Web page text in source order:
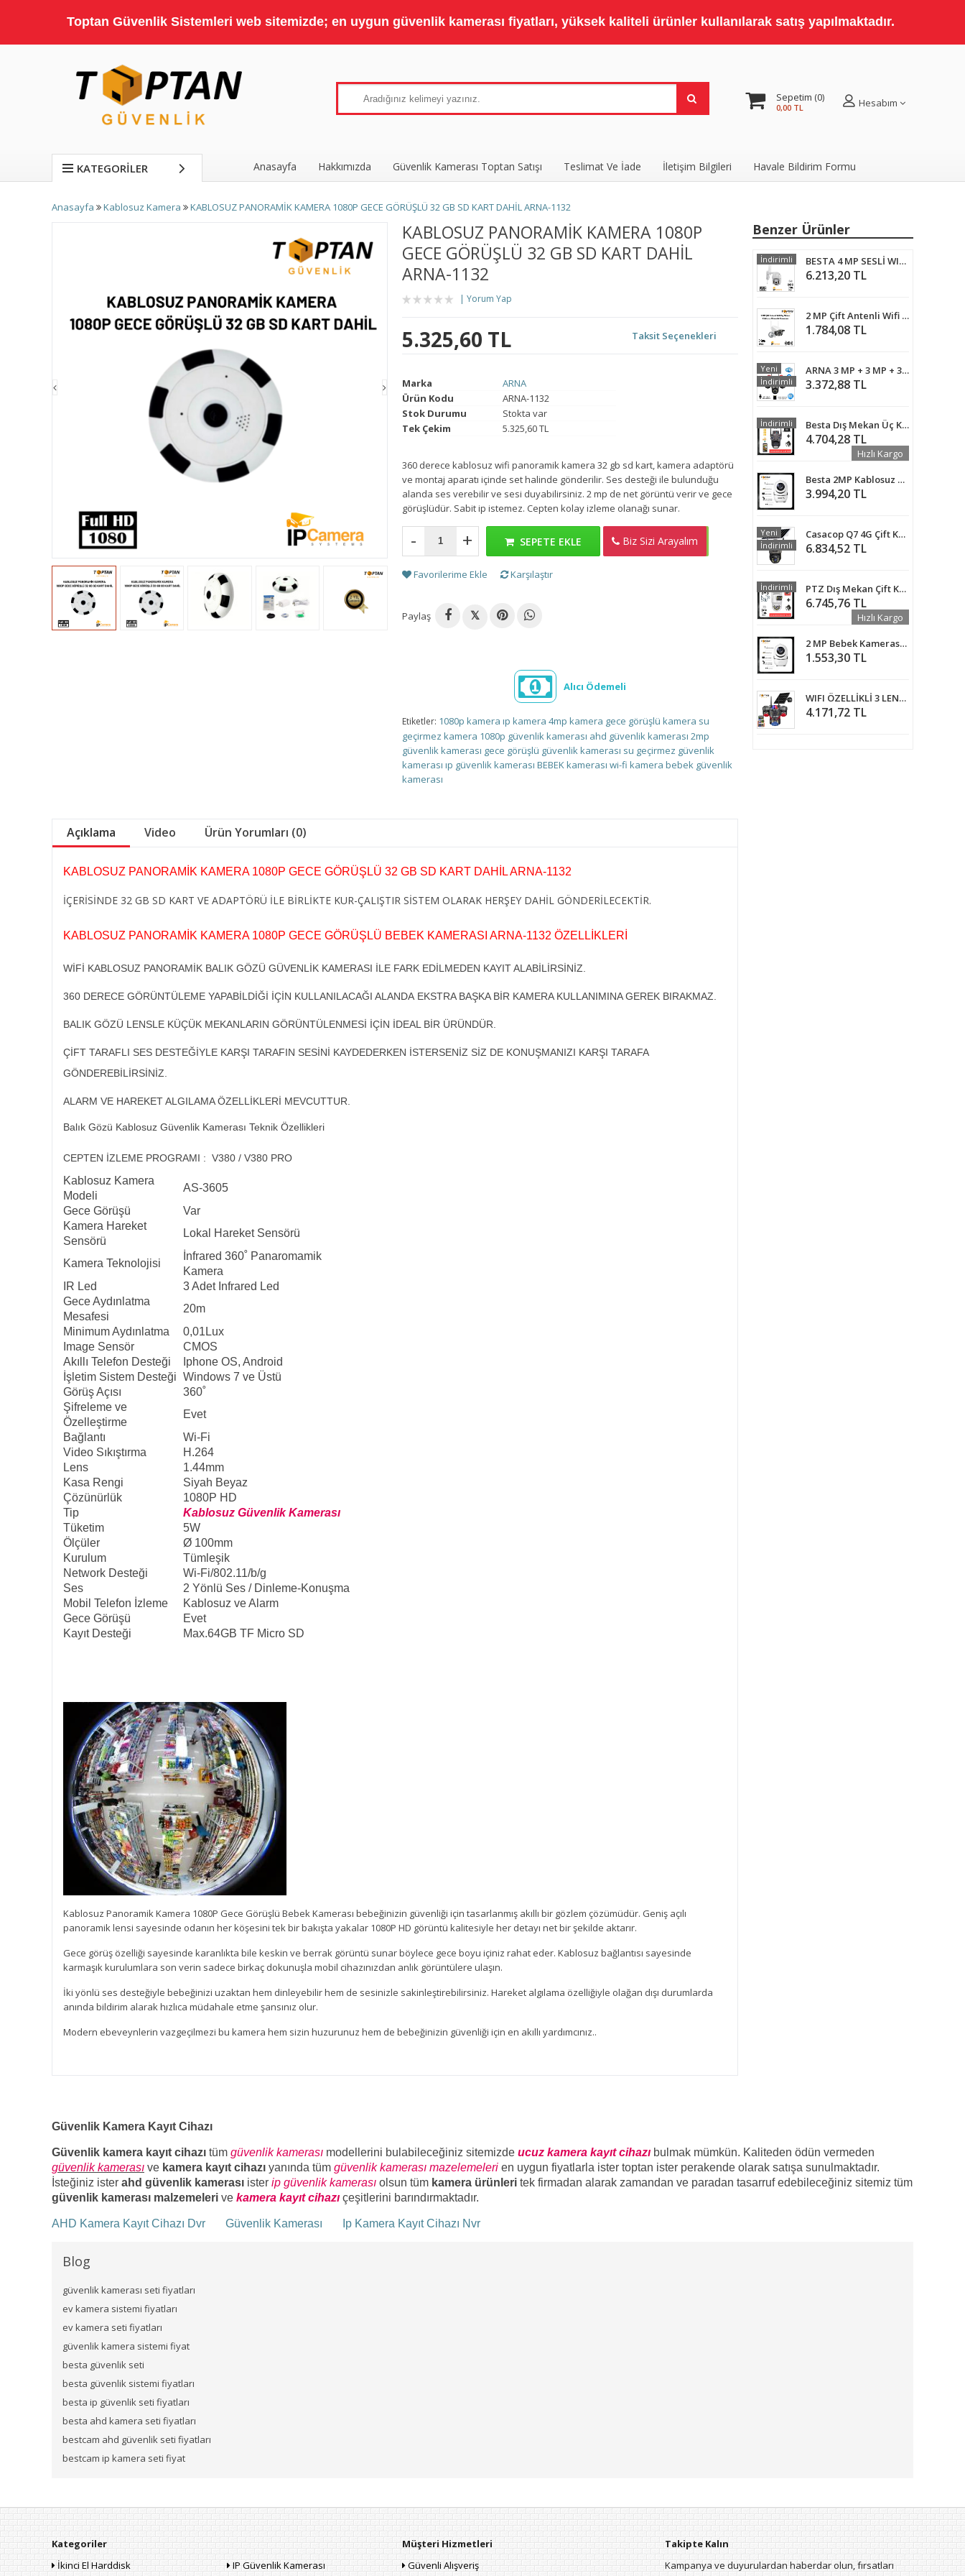
Toptan Güvenlik Sistemleri web sitemizde; en uygun güvenlik kamerası fiyatları, yüksek kaliteli ürünler kullanılarak satış yapılmaktadır.
Sepetim 0
0,00 TL Hesabım
KATEGORILER Anasayfa Hakkımızda Güvenlik Kamerası Toptan Satışı Teslimat Ve İade İletişim Bilgileri Havale Bildirim Formu
Anasayfa Kablosuz Kamera KABLOSUZ PANORAMİK KAMERA 1080P GECE GÖRÜŞLÜ 32 GB SD KART DAHİL ARNA-1132
KABLOSUZ PANORAMİK KAMERA 1080P
GECE GÖRÜŞLÜ 32 GB SD KART DAHİL
ARNA-1132
Yorum Yap
5.325,60 TL Taksit Seçenekleri
Marka
ARNA
Ürün Kodu
ARNA-1132
Stok Durumu
Stokta var
Tek Çekim
5.325,60 TL
360 derece kablosuz wifi panoramik kamera 32 gb sd kart, kamera adaptörü
ve montaj aparatı içinde set halinde gönderilir. Ses desteği ile bulunduğu
alanda ses verebilir ve sesi duyabilirsiniz. 2 mp de net görüntü verir ve gece
görüşlüdür. Sabit ip istemez. Cepten kolay izleme olanağı sunar.
- + SEPETE EKLE HEMEN AL
Favorilerime Ekle Karşılaştır
Biz Sizi Arayalım
Paylaş 𝕏
Alıcı Ödemeli
Etiketler: 1080p kamera ıp kamera 4mp kamera gece görüşlü kamera su
geçirmez kamera 1080p güvenlik kamerası ahd güvenlik kamerası 2mp
güvenlik kamerası gece görüşlü güvenlik kamerası su geçirmez güvenlik
kamerası ıp güvenlik kamerası BEBEK kamerası wi-fi kamera bebek güvenlik
kamerası
Açıklama Video Ürün Yorumları (0)
KABLOSUZ PANORAMİK KAMERA 1080P GECE GÖRÜŞLÜ 32 GB SD KART DAHİL ARNA-1132
İÇERİSİNDE 32 GB SD KART VE ADAPTÖRÜ İLE BİRLİKTE KUR-ÇALIŞTIR SİSTEM OLARAK HERŞEY DAHİL GÖNDERİLECEKTİR.
KABLOSUZ PANORAMİK KAMERA 1080P GECE GÖRÜŞLÜ BEBEK KAMERASI ARNA-1132 ÖZELLİKLERİ
WİFİ KABLOSUZ PANORAMİK BALIK GÖZÜ GÜVENLİK KAMERASI İLE FARK EDİLMEDEN KAYIT ALABİLİRSİNİZ.
360 DERECE GÖRÜNTÜLEME YAPABİLDİĞİ İÇİN KULLANILACAĞI ALANDA EKSTRA BAŞKA BİR KAMERA KULLANIMINA GEREK BIRAKMAZ.
BALIK GÖZÜ LENSLE KÜÇÜK MEKANLARIN GÖRÜNTÜLENMESİ İÇİN İDEAL BİR ÜRÜNDÜR.
ÇİFT TARAFLI SES DESTEĞİYLE KARŞI TARAFIN SESİNİ KAYDEDERKEN İSTERSENİZ SİZ DE KONUŞMANIZI KARŞI TARAFA
GÖNDEREBİLİRSİNİZ.
ALARM VE HAREKET ALGILAMA ÖZELLİKLERİ MEVCUTTUR.
Balık Gözü Kablosuz Güvenlik Kamerası Teknik Özellikleri
CEPTEN İZLEME PROGRAMI : V380 / V380 PRO
Kablosuz Kamera
Modeli
AS-3605
Gece Görüşü
Var
Kamera Hareket
Sensörü
Lokal Hareket Sensörü
Kamera Teknolojisi
İnfrared 360˚ Panaromamik
Kamera
IR Led
3 Adet Infrared Led
Gece Aydınlatma
Mesafesi
20m
Minimum Aydınlatma
0,01Lux
Image Sensör
CMOS
Akıllı Telefon Desteği
Iphone OS, Android
İşletim Sistem Desteği Windows 7 ve Üstü
Görüş Açısı
360˚
Şifreleme ve
Özelleştirme
Evet
Bağlantı
Wi-Fi
Video Sıkıştırma
H.264
Lens
1.44mm
Kasa Rengi
Siyah Beyaz
Çözünürlük
1080P HD
Tip
Kablosuz Güvenlik Kamerası
Tüketim
5W
Ölçüler
Ø 100mm
Kurulum
Tümleşik
Network Desteği
Wi-Fi/802.11/b/g
Ses
2 Yönlü Ses / Dinleme-Konuşma
Mobil Telefon İzleme
Kablosuz ve Alarm
Gece Görüşü
Evet
Kayıt Desteği
Max.64GB TF Micro SD
Kablosuz Panoramik Kamera 1080P Gece Görüşlü Bebek Kamerası bebeğinizin güvenliği için tasarlanmış akıllı bir gözlem çözümüdür. Geniş açılı
panoramik lensi sayesinde odanın her köşesini tek bir bakışta yakalar 1080P HD görüntü kalitesiyle her detayı net bir şekilde aktarır.
Gece görüş özelliği sayesinde karanlıkta bile keskin ve berrak görüntü sunar böylece gece boyu içiniz rahat eder. Kablosuz bağlantısı sayesinde
karmaşık kurulumlara son verin sadece birkaç dokunuşla mobil cihazınızdan anlık görüntülere ulaşın.
İki yönlü ses desteğiyle bebeğinizi uzaktan hem dinleyebilir hem de sesinizle sakinleştirebilirsiniz. Hareket algılama özelliğiyle olağan dışı durumlarda
anında bildirim alarak hızlıca müdahale etme şansınız olur.
Modern ebeveynlerin vazgeçilmezi bu kamera hem sizin huzurunuz hem de bebeğinizin güvenliği için en akıllı yardımcınız..
Benzer Ürünler
BESTA 4 MP SESLİ WIFI ÖZELLİKLİ PTZ MİNİ SPEED DOME GÜVENLİK KAMERASI BT-1704
6.213,20 TL
İndirimli
2 MP Çift Antenli Wifi Dış Mekan Kablosuz Güvenlik Kamerası ARNA-1460
1.784,08 TL
ARNA 3 MP + 3 MP + 3 MP 3 KAMERALI KABLOSUZ WIFI ÖZELLİKLİ PTZ GÜVENLİK KAMERASI - ARN-42X
3.372,88 TL
Yeni
İndirimli
Besta Dış Mekan Üç Kameralı Gece Görüşlü Full Hd Ip Akıllı PTZ Güvenlik Kamerası 128 GB Micro SD Kart ve Adaptör Dahil BB-17358
4.704,28 TL
İndirimli
Hızlı Kargo
Besta 2MP Kablosuz Güvenlik Kamerası 1080P Hareket Sensörlü 360 derece KD-1614
3.994,20 TL
Casacop Q7 4G Çift Kameralı Sim Kartlı Solar Panelli Güvenlik Kamerası
6.834,52 TL
Yeni
İndirimli
PTZ Dış Mekan Çift Kameralı Gece Görüşlü Full Hd Ip Akıllı Güvenlik Kamerası 64 GB Micro SD Kart Dahil BB-172364
6.745,76 TL
İndirimli
Hızlı Kargo
2 MP Bebek Kamerası Harekete Duyarlı Takip Kamerası ARNA-1210
1.553,30 TL
WIFI ÖZELLİKLİ 3 LENSLİ SOLAR GÜNEŞ PANELLİ KABLOSUZ GÜVENLİK KAMERASI RX-66WS
4.171,72 TL
Güvenlik Kamera Kayıt Cihazı
Güvenlik kamera kayıt cihazı tüm güvenlik kamerası modellerini bulabileceğiniz sitemizde ucuz kamera kayıt cihazı bulmak mümkün. Kaliteden ödün vermeden
güvenlik kamerası ve kamera kayıt cihazı yanında tüm güvenlik kamerası mazelemeleri en uygun fiyatlarla ister toptan ister perakende olarak satışa sunulmaktadır.
İsteğiniz ister ahd güvenlik kamerası ister ip güvenlik kamerası olsun tüm kamera ürünleri tek firmadan alarak zamandan ve paradan tasarruf edebileceğiniz sitemiz tüm
güvenlik kamerası malzemeleri ve kamera kayıt cihazı çeşitlerini barındırmaktadır.
AHD Kamera Kayıt Cihazı Dvr Güvenlik Kamerası Ip Kamera Kayıt Cihazı Nvr
Blog
güvenlik kamerası seti fiyatları
ev kamera sistemi fiyatları
ev kamera seti fiyatları
güvenlik kamera sistemi fiyat
besta güvenlik seti
besta güvenlik sistemi fiyatları
besta ip güvenlik seti fiyatları
besta ahd kamera seti fiyatları
bestcam ahd güvenlik seti fiyatları
bestcam ip kamera seti fiyat
Kategoriler
İkinci El Harddisk
IP Güvenlik Kamerası
Müşteri Hizmetleri
Güvenli Alışveriş
Takipte Kalın
Kampanya ve duyurulardan haberdar olun, fırsatları